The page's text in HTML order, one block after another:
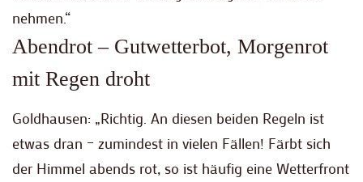
nehmen.“
Abendrot – Gutwetterbot, Morgenrot
mit Regen droht
Goldhausen: „Richtig. An diesen beiden Regeln ist
etwas dran – zumindest in vielen Fällen! Färbt sich
der Himmel abends rot, so ist häufig eine Wetterfront